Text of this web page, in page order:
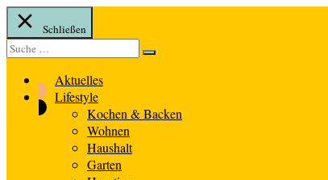
Schließen
Suche
nach:
Suche
Aktuelles
Lifestyle
Kochen & Backen
Wohnen
Haushalt
Garten